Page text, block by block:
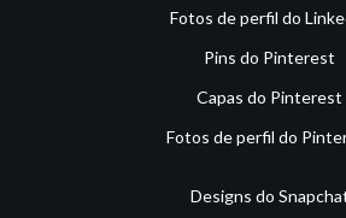
Fotos de perfil do
Pins do Pinterest
Capas do Pinterest
Fotos de perfil do
Designs do